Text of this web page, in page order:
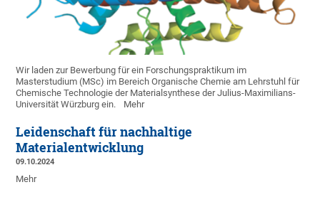
Wir laden zur Bewerbung für ein Forschungspraktikum im
Masterstudium (MSc) im Bereich Organische Chemie am Lehrstuhl für
Chemische Technologie der Materialsynthese der Julius-Maximilians-
Universität Würzburg ein.
Mehr
Leidenschaft für nachhaltige
Materialentwicklung
09.10.2024
Mehr